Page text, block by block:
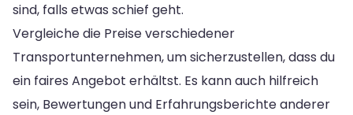
sind, falls etwas schief geht.
Vergleiche die Preise verschiedener
Transportunternehmen, um sicherzustellen, dass du
ein faires Angebot erhältst. Es kann auch hilfreich
sein, Bewertungen und Erfahrungsberichte anderer